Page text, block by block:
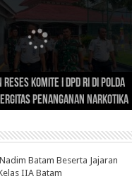
Batam Beserta Jajaran
IIA Batam
Komite I DPD RI di Polda
Penanganan Narkotika
Lomba Cerdas Cermat Sarana
Karakter Generasi
Dorong Koperasi Merah Putih
Agar Bisa Layani Masyarakat
yang Menggetarkan
Wangsa, Wanita Berkelas
Internasional
Batam Beserta Jajaran
IIA Batam